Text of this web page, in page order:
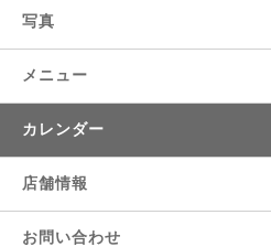
写真
メニュー
カレンダー
店舗情報
お問い合わせ